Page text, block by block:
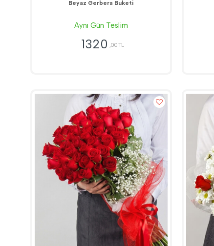
Beyaz Gerbera Buketi
Aynı Gün Teslim
1320 ,00 TL